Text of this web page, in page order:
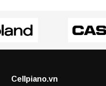
Cellpiano.vn